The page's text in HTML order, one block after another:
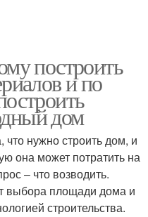
построить
и по
дом
нужно строить дом, и
она может потратить на
– что возводить.
выбора площади дома и
строительства.